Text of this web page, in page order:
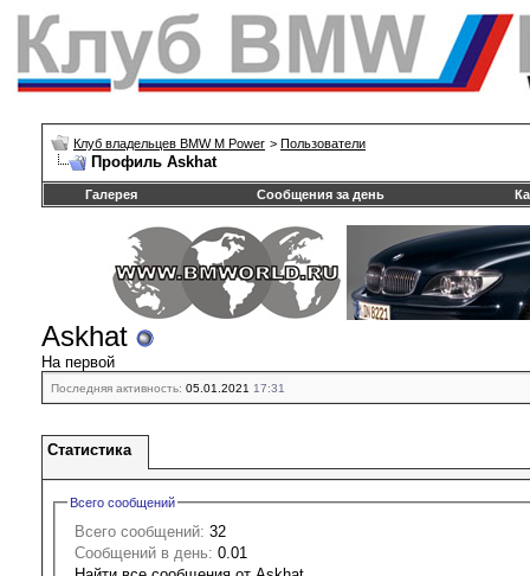
Клуб владельцев BMW M Power > Пользователи
Профиль Askhat
Галерея Сообщения за день
Askhat
На первой
Последняя активность: 05.01.2021 17:31
Статистика
Всего сообщений
Всего сообщений: 32
Сообщений в день: 0.01